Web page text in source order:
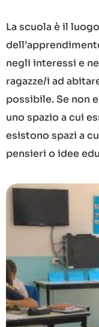
La scuola è il
negli interessi e
ragazze/i ad
possibile. Se non
uno spazio a cui
esistono spazi a
pensieri o idee